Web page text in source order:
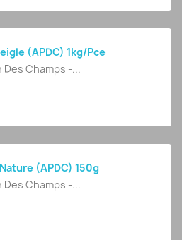
(APDC) 1kg/pce
Des Champs -...
(APDC) 150g
Des Champs -...